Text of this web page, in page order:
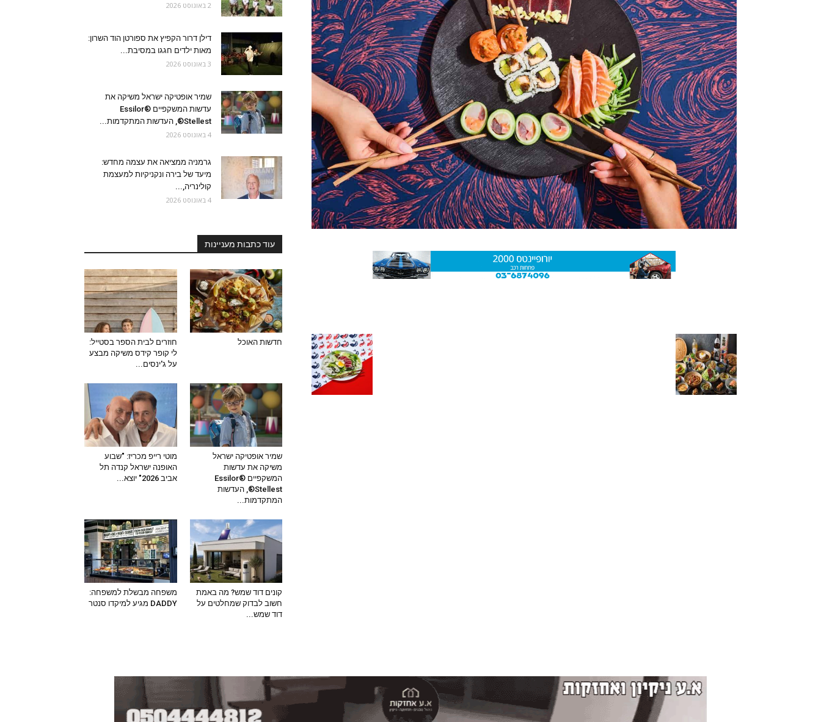
2 באוגוסט 2026
דילן דרור הקפיץ את ספורטן הוד השרון:
מאות ילדים חגגו במסיבת...
3 באוגוסט 2026
שמיר אופטיקה ישראל משיקה את
עדשות המשקפיים Essilor®
Stellest®, העדשות המתקדמות...
4 באוגוסט 2026
גרמניה ממציאה את עצמה מחדש:
מיעד של בירה ונקניקיות למעצמת
קולינריה,...
4 באוגוסט 2026
עוד כתבות מעניינות
חדשות האוכל
חוזרים לבית הספר בסטייל:
לי קופר קידס משיקה מבצע
על ג'ינסים...
שמיר אופטיקה ישראל
משיקה את עדשות
המשקפיים Essilor®
Stellest®, העדשות
המתקדמות...
מוטי רייפ מכריז: "שבוע
האופנה ישראל קנדה תל
אביב 2026" יוצא...
קונים דוד שמש? מה באמת
חשוב לבדוק שמחלטים על
דוד שמש...
משפחה מבשלת למשפחה:
DADDY מגיע למיקדו סנטר